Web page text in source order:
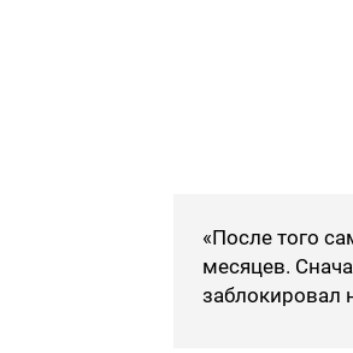
«После того
месяцев.
заблокировал